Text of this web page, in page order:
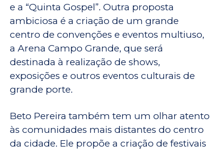
e a “Quinta Gospel”. Outra proposta
ambiciosa é a criação de um grande
centro de convenções e eventos multiuso,
a Arena Campo Grande, que será
destinada à realização de shows,
exposições e outros eventos culturais de
grande porte.
Beto Pereira também tem um olhar atento
às comunidades mais distantes do centro
da cidade. Ele propõe a criação de festivais